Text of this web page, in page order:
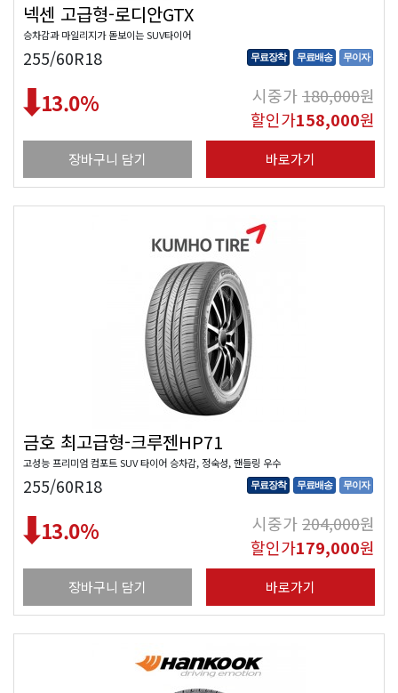
넥센 고급형-로디안GTX
승차감과 마일리지가 돋보이는 SUV타이어
255/60R18 무료장착 무료배송 무이자
13.0% 시중가180,000원
할인가158,000원
장바구니 담기 바로가기
금호 최고급형-크루젠HP71
고성능 프리미엄 컴포트 SUV 타이어 승차감, 정숙성, 핸들링 우수
255/60R18 무료장착 무료배송 무이자
13.0% 시중가204,000원
할인가179,000원
장바구니 담기 바로가기